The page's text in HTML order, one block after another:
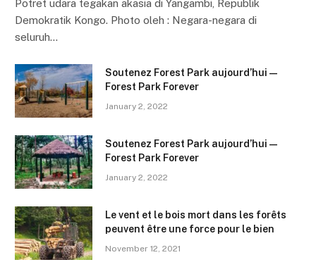
Potret udara tegakan akasia di Yangambi, Republik
Demokratik Kongo. Photo oleh : Negara-negara di
seluruh…
Soutenez Forest Park aujourd’hui —
Forest Park Forever
January 2, 2022
Soutenez Forest Park aujourd’hui —
Forest Park Forever
January 2, 2022
Le vent et le bois mort dans les forêts
peuvent être une force pour le bien
November 12, 2021